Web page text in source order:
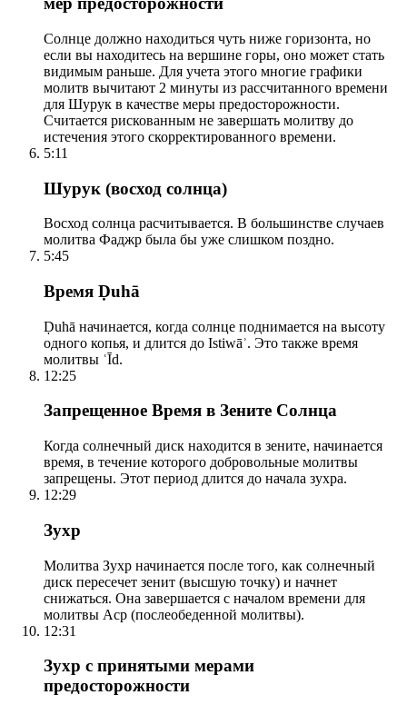
Солнце должно находиться чуть ниже горизонта, но
если вы находитесь на вершине горы, оно может стать
видимым раньше. Для учета этого многие графики
молитв вычитают 2 минуты из рассчитанного времени
для Шурук в качестве меры предосторожности.
Считается рискованным не завершать молитву до
истечения этого скорректированного времени.
5:11
Шурук (восход солнца)
Восход солнца расчитывается. В большинстве случаев
молитва Фаджр была бы уже слишком поздно.
5:45
Время Ḍuhā
Ḍuhā начинается, когда солнце поднимается на высоту
одного копья, и длится до Istiwāʾ. Это также время
молитвы ʿĪd.
12:25
Запрещенное Время в Зените Солнца
Когда солнечный диск находится в зените, начинается
время, в течение которого добровольные молитвы
запрещены. Этот период длится до начала зухра.
12:29
Зухр
Молитва Зухр начинается после того, как солнечный
диск пересечет зенит (высшую точку) и начнет
снижаться. Она завершается с началом времени для
молитвы Аср (послеобеденной молитвы).
12:31
Зухр с принятыми мерами
предосторожности